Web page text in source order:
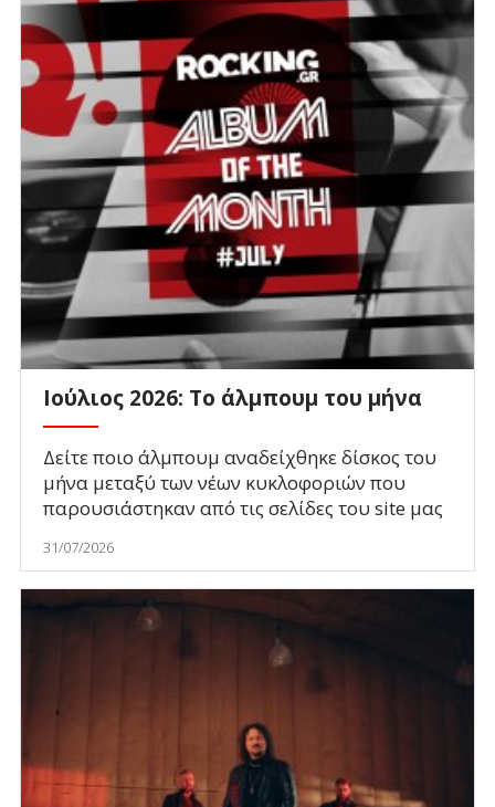
Ιούλιος 2026: Το άλμπουμ του μήνα
Δείτε ποιο άλμπουμ αναδείχθηκε δίσκος του
μήνα μεταξύ των νέων κυκλοφοριών που
παρουσιάστηκαν από τις σελίδες του site μας
31/07/2026